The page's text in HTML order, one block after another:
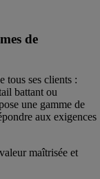
de
tous ses clients :
battant ou
une gamme de
aux exigences
maîtrisée et